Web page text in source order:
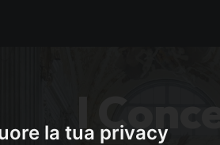
la tua privacy
I